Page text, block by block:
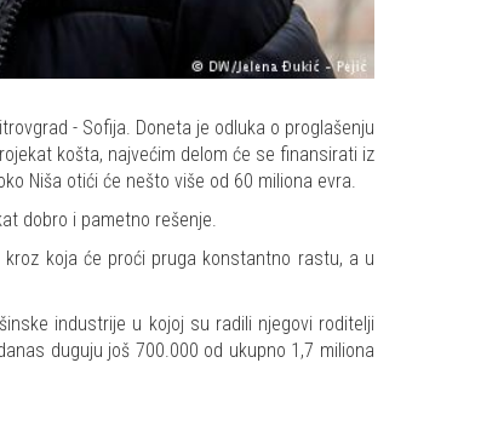
- Sofija. Doneta je odluka o proglašenju
košta, najvećim delom će se finansirati iz
Niša otići će nešto više od 60 miliona evra.
dobro i pametno rešenje.
koja će proći pruga konstantno rastu, a u
industrije u kojoj su radili njegovi roditelji
duguju još 700.000 od ukupno 1,7 miliona